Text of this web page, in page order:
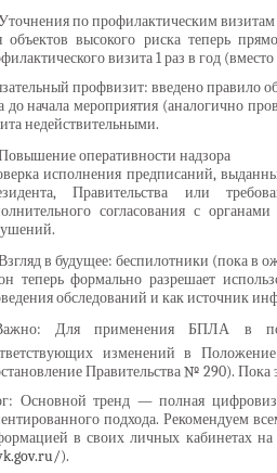
по профилактическим
объектов высокого риска теперь
визита 1 раз в год
профвизит: введено правило
до начала мероприятия (аналогично
недействительными.
оперативности надзора
исполнения предписаний,
Правительства или
согласования с
в будущее: беспилотники (пока в
теперь формально разрешает
обследований и как источник
Для применения БПЛА в
изменений в
Правительства № 290). Пока
Основной тренд — полная
подхода. Рекомендуем
в своих личных кабинетах
).